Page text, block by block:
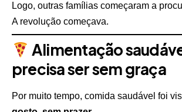
Logo, outras famílias começaram a
A revolução começava.
Alimentação
precisa ser sem graça
Por muito tempo, comida saudável foi